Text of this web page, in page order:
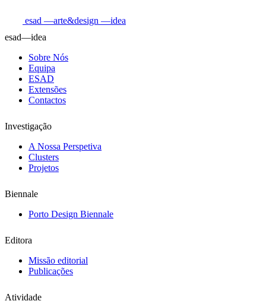
esad —arte&design —idea
esad—idea
Sobre Nós
Equipa
ESAD
Extensões
Contactos
Investigação
A Nossa Perspetiva
Clusters
Projetos
Biennale
Porto Design Biennale
Editora
Missão editorial
Publicações
Atividade